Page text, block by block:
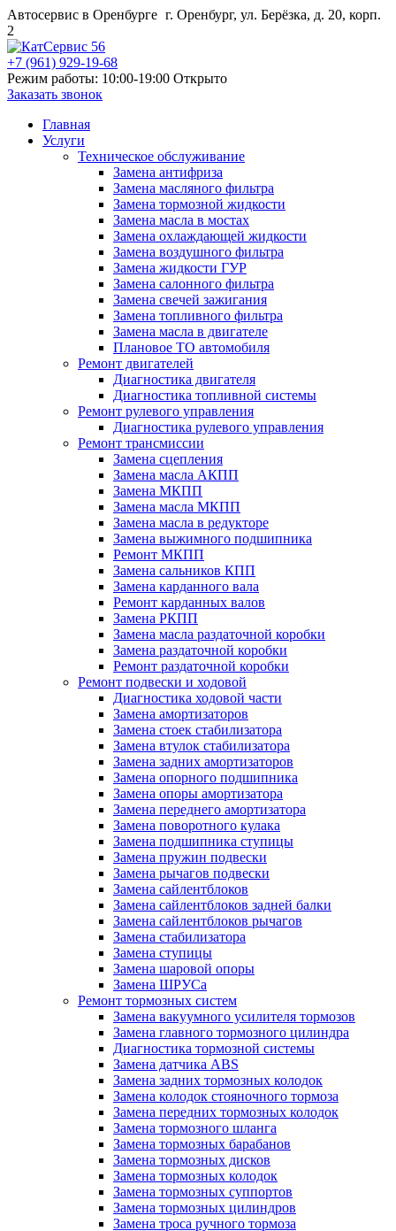
Автосервис в Оренбурге г. Оренбург, ул. Берёзка, д. 20, корп.
2
+7 (961) 929-19-68
Режим работы: 10:00-19:00 Открыто
Заказать звонок
Главная
Услуги
Техническое обслуживание
Замена антифриза
Замена масляного фильтра
Замена тормозной жидкости
Замена масла в мостах
Замена охлаждающей жидкости
Замена воздушного фильтра
Замена жидкости ГУР
Замена салонного фильтра
Замена свечей зажигания
Замена топливного фильтра
Замена масла в двигателе
Плановое ТО автомобиля
Ремонт двигателей
Диагностика двигателя
Диагностика топливной системы
Ремонт рулевого управления
Диагностика рулевого управления
Ремонт трансмиссии
Замена сцепления
Замена масла АКПП
Замена МКПП
Замена масла МКПП
Замена масла в редукторе
Замена выжимного подшипника
Ремонт МКПП
Замена сальников КПП
Замена карданного вала
Ремонт карданных валов
Замена РКПП
Замена масла раздаточной коробки
Замена раздаточной коробки
Ремонт раздаточной коробки
Ремонт подвески и ходовой
Диагностика ходовой части
Замена амортизаторов
Замена стоек стабилизатора
Замена втулок стабилизатора
Замена задних амортизаторов
Замена опорного подшипника
Замена опоры амортизатора
Замена переднего амортизатора
Замена поворотного кулака
Замена подшипника ступицы
Замена пружин подвески
Замена рычагов подвески
Замена сайлентблоков
Замена сайлентблоков задней балки
Замена сайлентблоков рычагов
Замена стабилизатора
Замена ступицы
Замена шаровой опоры
Замена ШРУСа
Ремонт тормозных систем
Замена вакуумного усилителя тормозов
Замена главного тормозного цилиндра
Диагностика тормозной системы
Замена датчика ABS
Замена задних тормозных колодок
Замена колодок стояночного тормоза
Замена передних тормозных колодок
Замена тормозного шланга
Замена тормозных барабанов
Замена тормозных дисков
Замена тормозных колодок
Замена тормозных суппортов
Замена тормозных цилиндров
Замена троса ручного тормоза